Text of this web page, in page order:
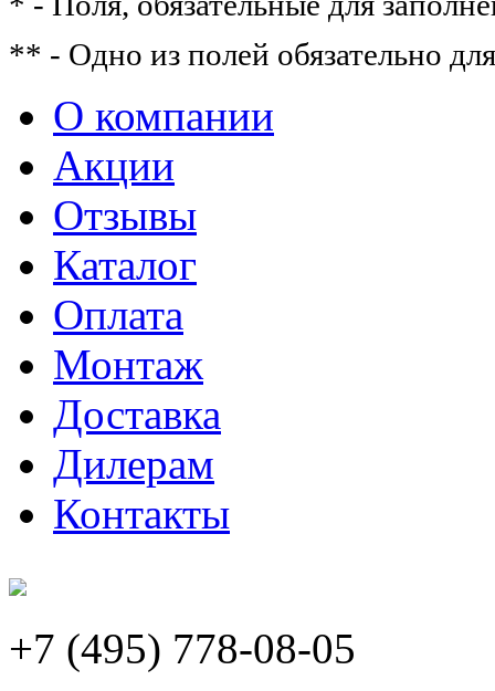
** - Одно из полей обязательно
О компании
Акции
Отзывы
Каталог
Оплата
Монтаж
Доставка
Дилерам
Контакты
+7 (495) 778-08-05